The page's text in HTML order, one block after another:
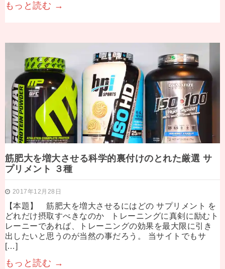
もっと読む →
筋肥大を増大させる科学的裏付けのとれた厳選 サ
プリメント ３種
2017年12月28日
【本題】 筋肥大を増大させるにはどの サプリメント を
どれだけ摂取すべきなのか トレーニングに真剣に励むト
レーニーであれば、トレーニングの効果を最大限に引き
出したいと思うのが当然の事だろう。 当サイトでもサ
[…]
もっと読む →